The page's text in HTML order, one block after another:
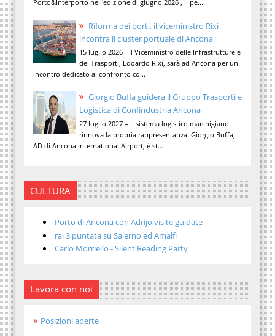
Porto&Interporto nell'edizione di giugno 2026 , il pe...
Riforma dei porti, il viceministro Rixi
incontra il cluster portuale di Ancona
15 luglio 2026 - Il Viceministro delle Infrastrutture e
dei Trasporti, Edoardo Rixi, sarà ad Ancona per un
incontro dedicato al confronto co...
Giorgio Buffa guiderà il Gruppo Trasporti e
Logistica di Confindustria Ancona
27 luglio 2027 – Il sistema logistico marchigiano
rinnova la propria rappresentanza. Giorgio Buffa,
AD di Ancona International Airport, è st...
CULTURA
Porto di Ancona con Adrijo visite guidate
rai 3 puntata su Salerno ed Amalfi
Carlo Morriello - Silent Reading Party
Lavora con noi
Posizioni aperte